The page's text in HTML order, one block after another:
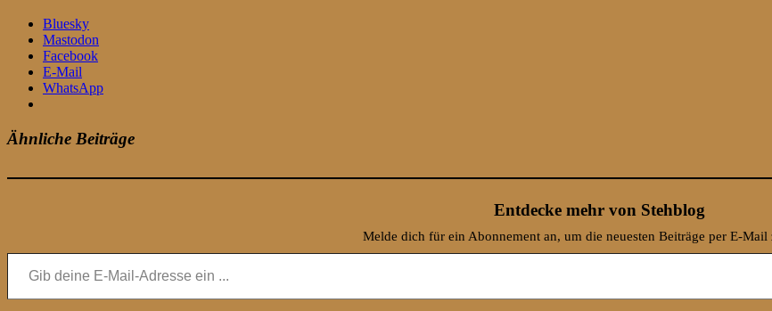
Bluesky
Mastodon
Facebook
E-Mail
WhatsApp
Ähnliche Beiträge
Entdecke mehr von Stehblog
Melde dich für ein Abonnement an, um die neuesten Beiträge per E-Mail
Gib deine E-Mail-Adresse ein ...